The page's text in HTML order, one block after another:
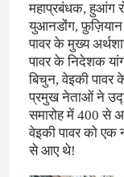
महाप्रबंधक, हुआंग
युआनडोंग, फ़ुज़ियान
पावर के मुख्य
पावर के निदेशक
बिचुन, वेइकी
प्रमुख नेताओं ने
समारोह में 400 से
वेइकी पावर को
से आए थे!